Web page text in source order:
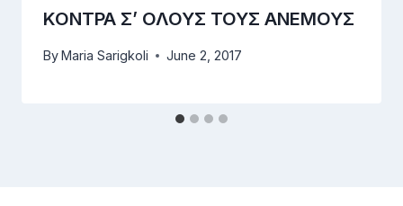
ΚΟΝΤΡΑ Σ’ ΟΛΟΥΣ ΤΟΥΣ ΑΝΕΜΟΥΣ
ByMaria Sarigkoli June 2, 2017